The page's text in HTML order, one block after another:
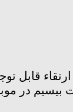
قابل
در